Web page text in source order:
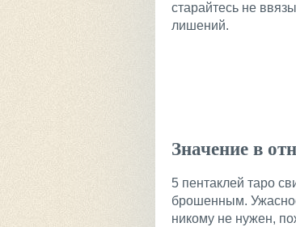
старайтесь не
лишений.
Значение в
5 пентаклей таро
брошенным.
никому не нужен,